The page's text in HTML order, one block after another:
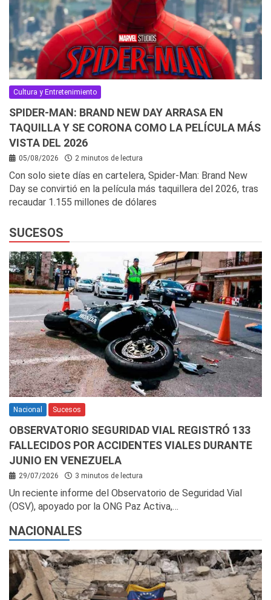
Cultura y Entretenimiento
SPIDER-MAN: BRAND NEW DAY ARRASA EN
TAQUILLA Y SE CORONA COMO LA PELÍCULA MÁS
VISTA DEL 2026
05/08/2026 2 minutos de lectura
Con solo siete días en cartelera, Spider-Man: Brand New
Day se convirtió en la película más taquillera del 2026, tras
recaudar 1.155 millones de dólares
SUCESOS
Nacional Sucesos
OBSERVATORIO SEGURIDAD VIAL REGISTRÓ 133
FALLECIDOS POR ACCIDENTES VIALES DURANTE
JUNIO EN VENEZUELA
29/07/2026 3 minutos de lectura
Un reciente informe del Observatorio de Seguridad Vial
(OSV), apoyado por la ONG Paz Activa,…
NACIONALES